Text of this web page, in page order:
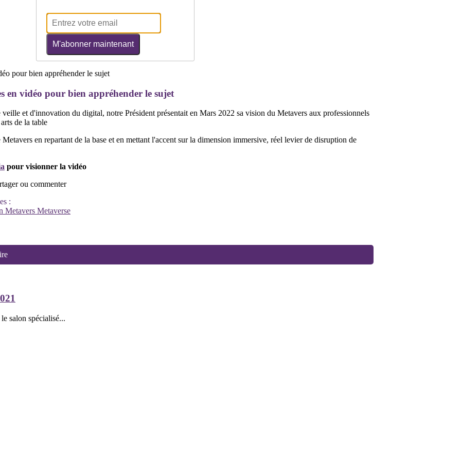
en vidéo pour bien appréhender le sujet
veille et d'innovation du digital, notre Président présentait en Mars 2022 sa vision du Metavers aux professionnels
de la table
en repartant de la base et en mettant l'accent sur la dimension immersive, réel levier de disruption de
pour visionner la vidéo
ou commenter
:
Metavers Metaverse
salon spécialisé...
M'abonner maintenant